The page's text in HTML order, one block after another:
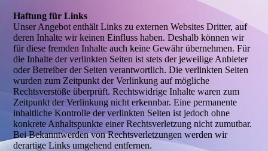
Haftung für Links
Unser Angebot enthält Links zu externen Websites Dritter, auf
deren Inhalte wir keinen Einfluss haben. Deshalb können wir
für diese fremden Inhalte auch keine Gewähr übernehmen. Für
die Inhalte der verlinkten Seiten ist stets der jeweilige Anbieter
oder Betreiber der Seiten verantwortlich. Die verlinkten Seiten
wurden zum Zeitpunkt der Verlinkung auf mögliche
Rechtsverstöße überprüft. Rechtswidrige Inhalte waren zum
Zeitpunkt der Verlinkung nicht erkennbar. Eine permanente
inhaltliche Kontrolle der verlinkten Seiten ist jedoch ohne
konkrete Anhaltspunkte einer Rechtsverletzung nicht zumutbar.
Bei Bekanntwerden von Rechtsverletzungen werden wir
derartige Links umgehend entfernen.